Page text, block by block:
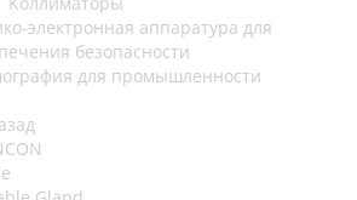
электронная аппаратура для
безопасности
для промышленности